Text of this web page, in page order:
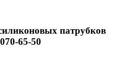
патрубков
65-50